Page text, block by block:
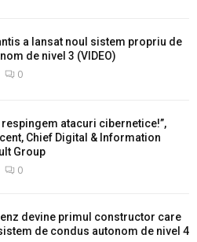
a lansat noul sistem propriu de
de nivel 3 (VIDEO)
0
respingem atacuri cibernetice!”,
Chief Digital & Information
Group
0
devine primul constructor care
de condus autonom de nivel 4